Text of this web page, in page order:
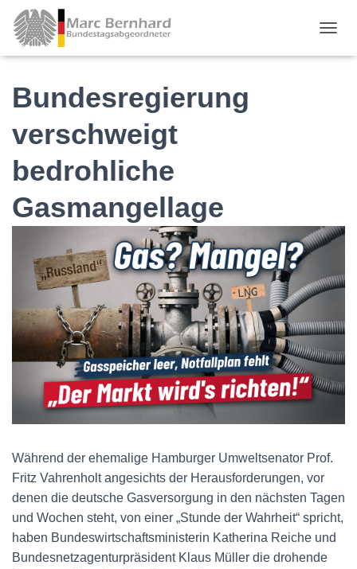
Bundesregierung
verschweigt
bedrohliche
Gasmangellage
Während der ehemalige Hamburger Umweltsenator Prof.
Fritz Vahrenholt angesichts der Herausforderungen, vor
denen die deutsche Gasversorgung in den nächsten Tagen
und Wochen steht, von einer „Stunde der Wahrheit“ spricht,
haben Bundeswirtschaftsministerin Katherina Reiche und
Bundesnetzagenturpräsident Klaus Müller die drohende